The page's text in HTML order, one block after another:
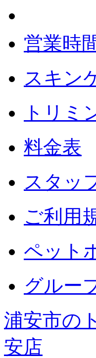
営業時
スキン
トリミ
料金表
スタッ
ご利用
ペット
グルー
浦安市の
安店